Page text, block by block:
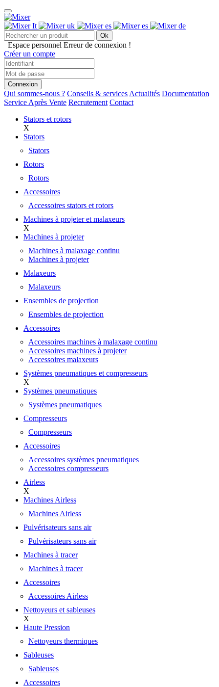
Ok
Espace personnel Erreur de connexion !
Créer un compte
Connexion
Qui sommes-nous ? Conseils & services Actualités Documentation
Service Après Vente Recrutement Contact
Stators et rotors
X
Stators
Stators
Rotors
Rotors
Accessoires
Accessoires stators et rotors
Machines à projeter et malaxeurs
X
Machines à projeter
Machines à malaxage continu
Machines à projeter
Malaxeurs
Malaxeurs
Ensembles de projection
Ensembles de projection
Accessoires
Accessoires machines à malaxage continu
Accessoires machines à projeter
Accessoires malaxeurs
Systèmes pneumatiques et compresseurs
X
Systèmes pneumatiques
Systèmes pneumatiques
Compresseurs
Compresseurs
Accessoires
Accessoires systèmes pneumatiques
Accessoires compresseurs
Airless
X
Machines Airless
Machines Airless
Pulvérisateurs sans air
Pulvérisateurs sans air
Machines à tracer
Machines à tracer
Accessoires
Accessoires Airless
Nettoyeurs et sableuses
X
Haute Pression
Nettoyeurs thermiques
Sableuses
Sableuses
Accessoires